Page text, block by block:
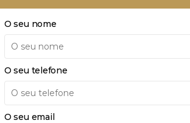
O seu nome
O seu telefone
O seu email